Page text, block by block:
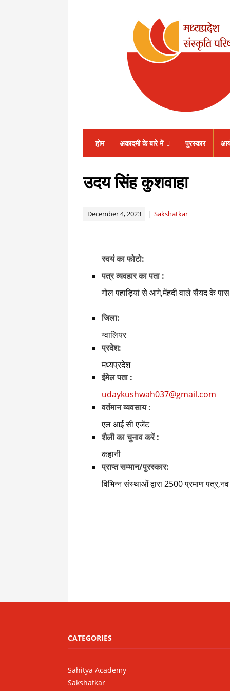
होम अकादमी के बारे में पुरस्कार
उदय सिंह कुशवाहा
December 4, 2023 Sakshatkar
स्वयं का फोटो:
पत्र व्यवहार का पता :
गोल पहाड़ियां से आगे,मेंहदी वाले सैयद के
जिला:
ग्वालियर
प्रदेश:
मध्यप्रदेश
ईमेल पता :
udaykushwah037@gmail.com
वर्तमान व्यवसाय :
एल आई सी एजेंट
शैली का चुनाव करें :
कहानी
प्राप्त सम्मान/पुरस्कार:
विभिन्न संस्थाओं द्वारा 2500 प्रमाण
CATEGORIES
Sahitya Academy
Sakshatkar